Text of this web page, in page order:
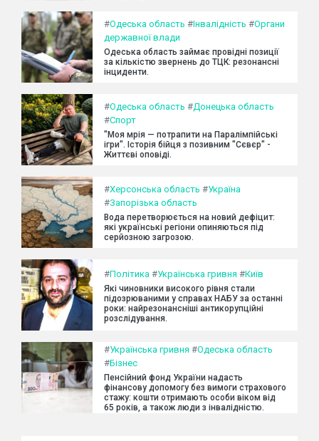
#Одеська область #Інвалідність #Органи
державної влади
Одеська область займає провідні позиції
за кількістю звернень до ТЦК: резонансні
інциденти.
#Одеська область #Донецька область
#Спорт
"Моя мрія — потрапити на Паралімпійські
ігри". Історія бійця з позивним "Сєвєр" -
Життєві оповіді.
#Херсонська область #Україна
#Запорізька область
Вода перетворюється на новий дефіцит:
які українські регіони опиняються під
серйозною загрозою.
#Політика #Українська гривня #Київ
Які чиновники високого рівня стали
підозрюваними у справах НАБУ за останні
роки: найрезонансніші антикорупційні
розслідування.
#Українська гривня #Одеська область
#Бізнес
Пенсійний фонд України надасть
фінансову допомогу без вимоги страхового
стажу: кошти отримають особи віком від
65 років, а також люди з інвалідністю.